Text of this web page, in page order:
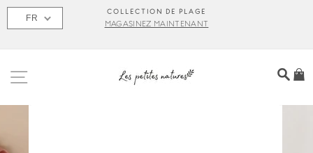
Passer
COLLECTION DE PLAGE
MAGASINEZ MAINTENANT
FR